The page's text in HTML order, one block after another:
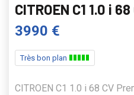
CITROEN C1 1.0 i 68
3990 €
Très bon plan
CITROEN C1 1.0 i 68 CV